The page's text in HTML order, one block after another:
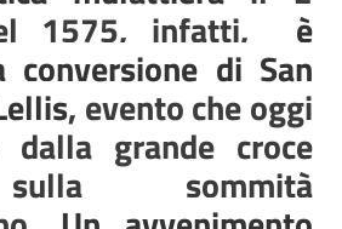
1575, infatti, è
conversione di San
, evento che oggi
grande croce
sommità